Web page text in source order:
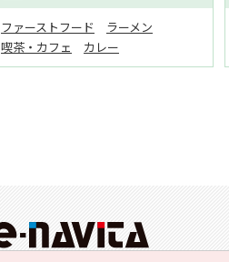
ファーストフード
ラーメン
喫茶・カフェ
カレー